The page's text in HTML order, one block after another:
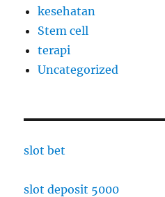
kesehatan
Stem cell
terapi
Uncategorized
slot bet
slot deposit 5000